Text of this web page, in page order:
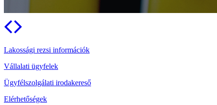
Lakossági rezsi információk
Vállalati ügyfelek
Ügyfélszolgálati irodakereső
Elérhetőségek